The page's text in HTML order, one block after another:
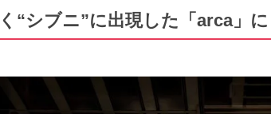
“シブニ”に出現した「arca」